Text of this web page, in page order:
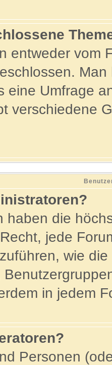
entweder vom
eine Umfrage
verschiedene
haben die
jede
wie
in jedem
Personen